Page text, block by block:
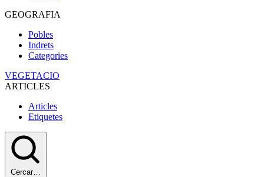
GEOGRAFIA
Pobles
Indrets
Categories
VEGETACIO
ARTICLES
Articles
Etiquetes
Cercar…